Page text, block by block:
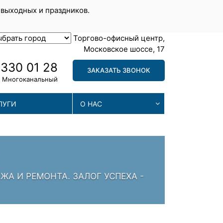
и праздников.
Торгово-офисный центр,
Московское шоссе, 17
01 28
Многоканальный
ЗАКАЗАТЬ ЗВОНОК
О НАС
ЗАЛОГ УСПЕХА -